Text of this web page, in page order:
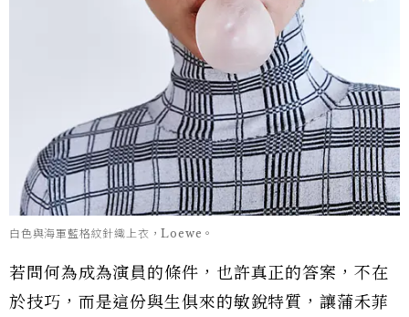
白色與海軍藍格紋針織上衣，Loewe。
若問何為成為演員的條件，也許真正的答案，不在
於技巧，而是這份與生俱來的敏銳特質，讓蒲禾菲